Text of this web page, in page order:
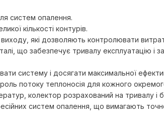
систем опалення.
кількості контурів.
які дозволяють контролювати
що забезпечує тривалу експлуатацію і
систему і досягати максимальної
потоку теплоносія для кожного
колектор розрахований на тривалу і
систем опалення, що вимагають